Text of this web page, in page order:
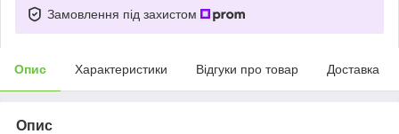
Замовлення під захистом
Опис Характеристики Відгуки про товар Доставка
Опис